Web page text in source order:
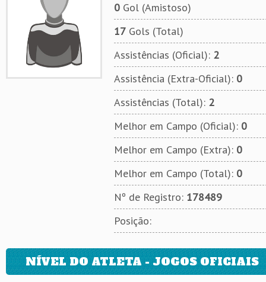
0Gol (Amistoso)
17Gols (Total)
Assistências (Oficial): 2
Assistência (Extra-Oficial): 0
Assistências (Total): 2
Melhor em Campo (Oficial): 0
Melhor em Campo (Extra): 0
Melhor em Campo (Total): 0
Nº de Registro: 178489
Posição:
NÍVEL DO ATLETA - JOGOS OFICIAIS